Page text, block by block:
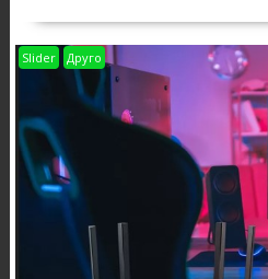
Slider Друго